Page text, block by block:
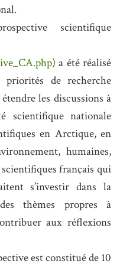
scientifique
) a été réalisé
priorités de recherche
les discussions à
scientifique nationale
en Arctique, en
humaines,
scientifiques français qui
s’investir dans la
thèmes propres à
aux réflexions
est constitué de 10